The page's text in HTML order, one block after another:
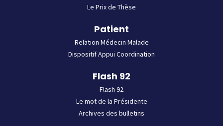
Le Prix de Thèse
Patient
Relation Médecin Malade
Dispositif Appui Coordination
Flash 92
Flash 92
Le mot de la Présidente
Archives des bulletins